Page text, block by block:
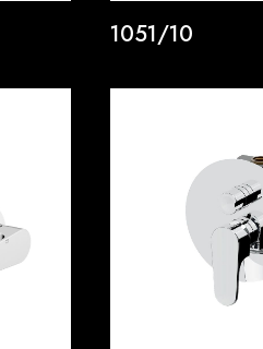
1051/10